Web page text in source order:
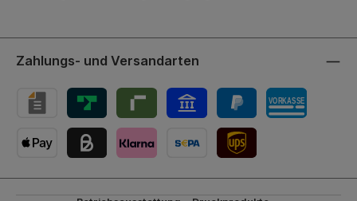
Zahlungs- und Versandarten